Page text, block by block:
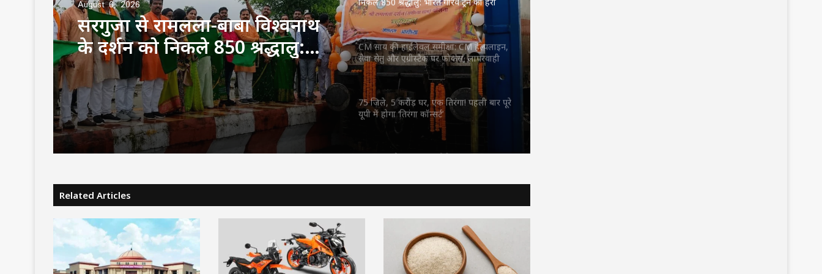
August 6, 2026
CM साय की हाईलेवल समीक्षा: CM
हेल्पलाइन, सेवा सेतु और एग्रीस्टैक
पर फोकस, लापरवाही करने वाले
अफसरों को चेतावनी
करने वाले अफसरों को चेतावनी
75 जिले, 5 करोड़ घर, एक तिरंगा! पहली बार पूरे
यूपी में होगा ‘तिरंगा कॉन्सर्ट’
RSS प्रमुख मोहन भागवत बोले- Gen Z सवाल
पूछे, तर्क मांगे और जरूरत पड़े तो आंदोलन भी
करे, लेकिन देश को बांटने के लिए नहीं
CM विष्णुदेव साय ने शुरू किया ‘मेरी बेटी–मेरा
निकले 850 श्रद्धालु: भारत गौरव ट्रेन को हरी
झंडी, बुजुर्ग बोले—‘सपना हुआ साकार’
CM साय की हाईलेवल समीक्षा: CM हेल्पलाइन,
Related Articles